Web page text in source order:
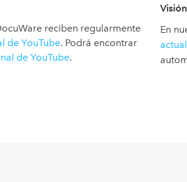
reciben regularmente
de YouTube. Podrá encontrar
de YouTube.
En